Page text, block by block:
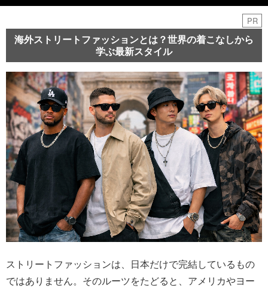
PR
海外ストリートファッションとは？世界の着こなしから
学ぶ最新スタイル
ストリートファッションは、日本だけで完結しているもの
ではありません。そのルーツをたどると、アメリカやヨー